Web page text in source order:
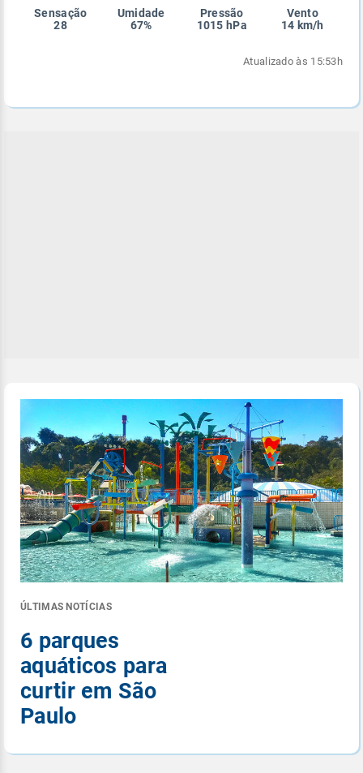
Sensação
28
Umidade
67%
Pressão
1015 hPa
Vento
14 km/h
Atualizado às 15:53h
ÚLTIMAS NOTÍCIAS
6 parques
aquáticos para
curtir em São
Paulo
Enviar
Enviar
Enviar
Enviar
Enviar